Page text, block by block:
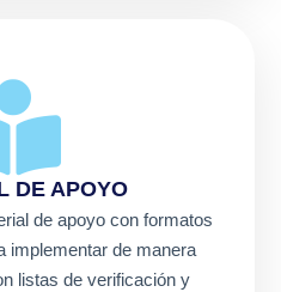
DE APOYO
de apoyo con formatos
implementar de manera
listas de verificación y